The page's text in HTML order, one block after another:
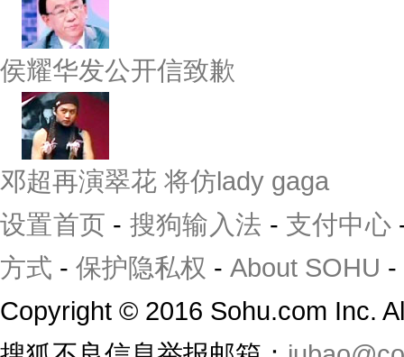
侯耀华发公开信致歉
邓超再演翠花 将仿lady gaga
设置首页 - 搜狗输入法 - 支付中心
方式 - 保护隐私权 - About SOHU -
Copyright © 2016 Sohu.com Inc.